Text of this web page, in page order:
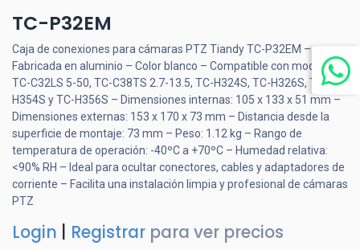
TC-P32EM
Caja de conexiones para cámaras PTZ Tiandy TC-P32EM –
Fabricada en aluminio – Color blanco – Compatible con modelos:
TC-C32LS 5-50, TC-C38TS 2.7-13.5, TC-H324S, TC-H326S, TC-
H354S y TC-H356S – Dimensiones internas: 105 x 133 x 51 mm –
Dimensiones externas: 153 x 170 x 73 mm – Distancia desde la
superficie de montaje: 73 mm – Peso: 1.12 kg – Rango de
temperatura de operación: -40ºC a +70ºC – Humedad relativa:
<90% RH – Ideal para ocultar conectores, cables y adaptadores de
corriente – Facilita una instalación limpia y profesional de cámaras
PTZ
Login Registrar para ver precios